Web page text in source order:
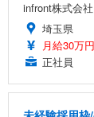
infront株式会社
埼玉県
月給30万
正社員